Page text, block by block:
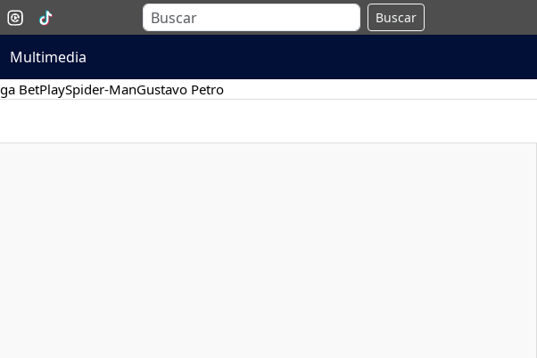
Buscar
Multimedia
BetPlaySpider-ManGustavo Petro